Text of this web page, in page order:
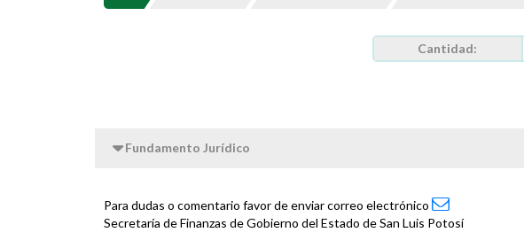
Cantidad:
Fundamento Jurídico
Para dudas o comentario favor de enviar correo electrónico
Secretaría de Finanzas de Gobierno del Estado de San Luis Potosí